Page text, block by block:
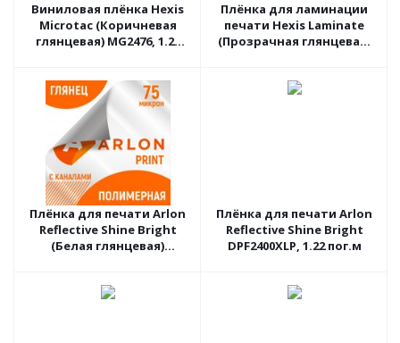
Виниловая плёнка Hexis
Microtac (Коричневая
глянцевая) MG2476, 1.23
Плёнка для ламинации
печати Hexis Laminate
(Прозрачная глянцевая)
Плёнка для печати Arlon
Reflective Shine Bright
(Белая глянцевая)
Плёнка для печати Arlon
Reflective Shine Bright
DPF2400XLP, 1.22 пог.м